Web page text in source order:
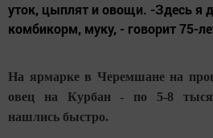
уток, цыплят и овощи. -Здесь я
комбикорм, муку, - говорит 75-
На ярмарке в Черемшане на
овец на Курбан - по 5-8
нашлись быстро.